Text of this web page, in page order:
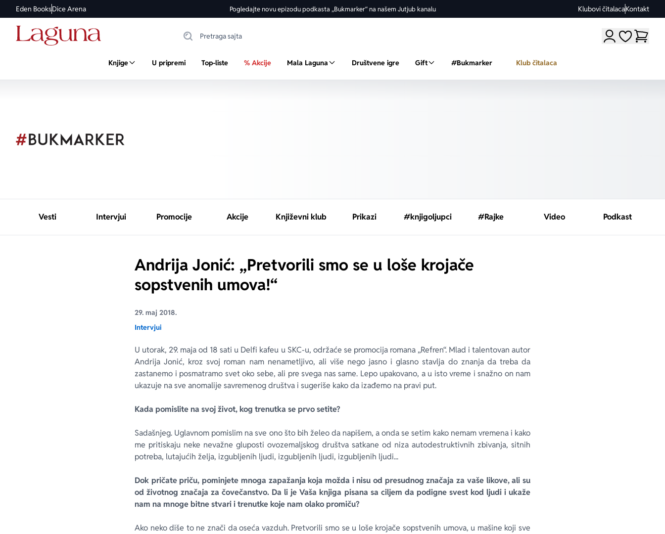
Eden BooksDice Arena Pogledajte novu epizodu podkasta „Bukmarker“ na našem Jutjub kanalu Klubovi čitalacaKontakt
Moji omiljeni
Knjige U pripremi Top-liste % Akcije Mala Laguna Društvene igre Gift #Bukmarker Klub čitalaca
Vesti Intervjui Promocije Akcije Književni klub Prikazi #knjigoljupci #Rajke Video Podkast
Andrija Jonić: „Pretvorili smo se u loše krojače
sopstvenih umova!“
29. maj 2018.
Intervjui
U utorak, 29. maja od 18 sati u Delfi kafeu u SKC-u, održaće se promocija romana „Refren“. Mlad i talentovan autor
Andrija Jonić, kroz svoj roman nam nenametljivo, ali više nego jasno i glasno stavlja do znanja da treba da
zastanemo i posmatramo svet oko sebe, ali pre svega nas same. Lepo upakovano, a u isto vreme i snažno on nam
ukazuje na sve anomalije savremenog društva i sugeriše kako da izađemo na pravi put.
Kada pomislite na svoj život, kog trenutka se prvo setite?
Sadašnjeg. Uglavnom pomislim na sve ono što bih želeo da napišem, a onda se setim kako nemam vremena i kako
me pritiskaju neke nevažne gluposti ovozemaljskog društva satkane od niza autodestruktivnih zbivanja, sitnih
potreba, lutajućih želja, izgubljenih ljudi, izgubljenih ljudi, izgubljenih ljudi...
Dok pričate priču, pominjete mnoga zapažanja koja možda i nisu od presudnog značaja za vaše likove, ali su
od životnog značaja za čovečanstvo. Da li je Vaša knjiga pisana sa ciljem da podigne svest kod ljudi i ukaže
nam na mnoge bitne stvari i trenutke koje nam olako promiču?
Ako neko diše to ne znači da oseća vazduh. Pretvorili smo se u loše krojače sopstvenih umova, u mašine koji sve